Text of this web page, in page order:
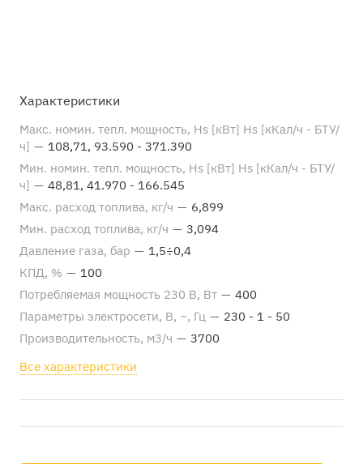
Характеристики
Макс. номин. тепл. мощность, Hs [кВт] Hs [кКал/ч - БТУ/
ч] — 108,71, 93.590 - 371.390
Мин. номин. тепл. мощность, Hs [кВт] Hs [кКал/ч - БТУ/
ч] — 48,81, 41.970 - 166.545
Макс. расход топлива, кг/ч — 6,899
Мин. расход топлива, кг/ч — 3,094
Давление газа, бар — 1,5÷0,4
КПД, % — 100
Потребляемая мощность 230 В, Вт — 400
Параметры электросети, В, ~, Гц — 230 - 1 - 50
Производительность, м3/ч — 3700
Все характеристики